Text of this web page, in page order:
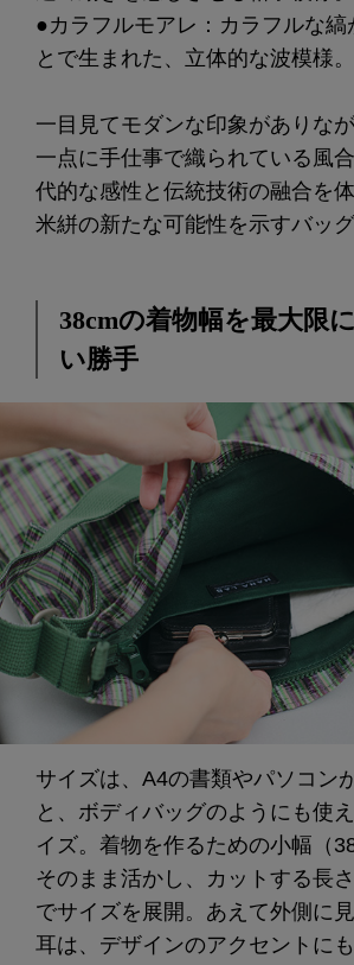
●カラフルモアレ：カラフルな縞
とで生まれた、立体的な波模様。
一目見てモダンな印象がありな
一点に手仕事で織られている風
代的な感性と伝統技術の融合を
米絣の新たな可能性を示すバッグ
38cmの着物幅を最大限
い勝手
サイズは、A4の書類やパソコン
と、ボディバッグのようにも使
イズ。着物を作るための小幅（
そのまま活かし、カットする長
でサイズを展開。あえて外側に
耳は、デザインのアクセントに